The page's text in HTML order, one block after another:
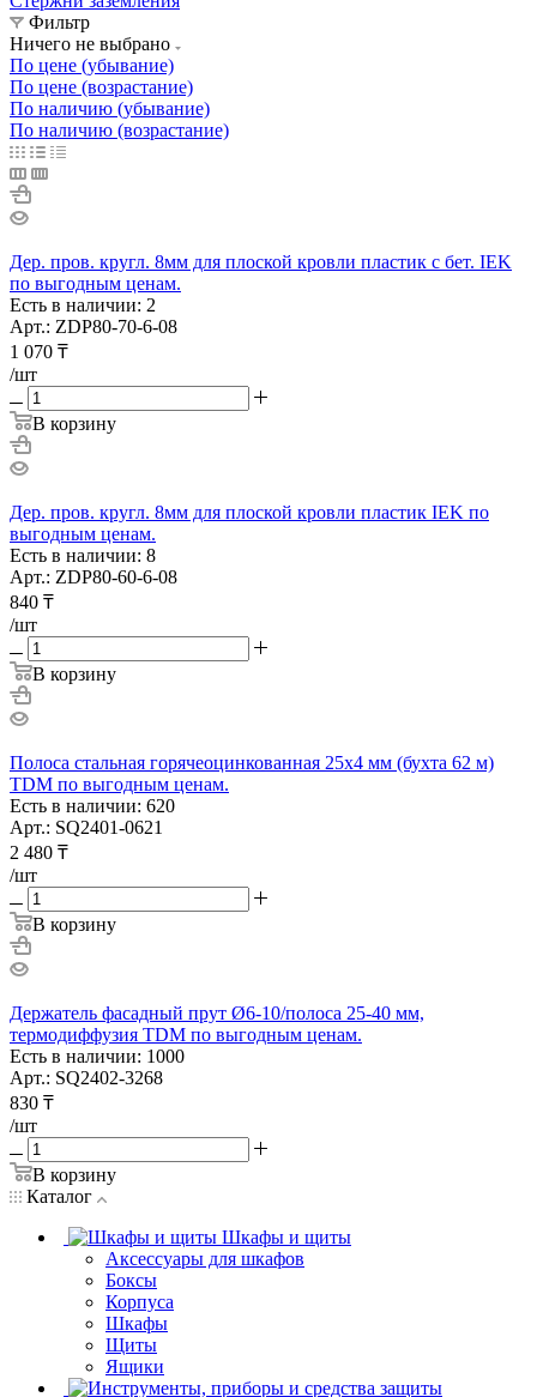
Фильтр
Ничего не выбрано
По цене (убывание)
По цене (возрастание)
По наличию (убывание)
По наличию (возрастание)
Дер. пров. кругл. 8мм для плоской кровли пластик с бет. IEK
по выгодным ценам.
Есть в наличии: 2
Арт.: ZDP80-70-6-08
1 070 ₸
/шт
В корзину
Дер. пров. кругл. 8мм для плоской кровли пластик IEK по
выгодным ценам.
Есть в наличии: 8
Арт.: ZDP80-60-6-08
840 ₸
/шт
В корзину
Полоса стальная горячеоцинкованная 25х4 мм (бухта 62 м)
TDM по выгодным ценам.
Есть в наличии: 620
Арт.: SQ2401-0621
2 480 ₸
/шт
В корзину
Держатель фасадный прут Ø6-10/полоса 25-40 мм,
термодиффузия TDM по выгодным ценам.
Есть в наличии: 1000
Арт.: SQ2402-3268
830 ₸
/шт
В корзину
Каталог
Шкафы и щиты
Аксессуары для шкафов
Боксы
Корпуса
Шкафы
Щиты
Ящики